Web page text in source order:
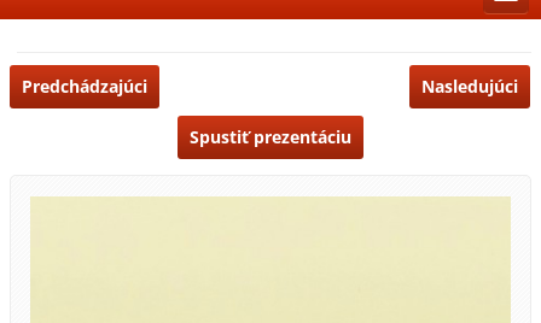
Predchádzajúci Nasledujúci
Spustiť prezentáciu